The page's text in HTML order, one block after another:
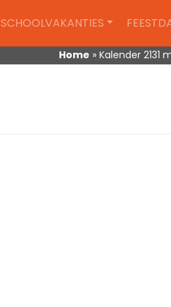
SCHOOLVAKANTIES
Home » Kalender 2131